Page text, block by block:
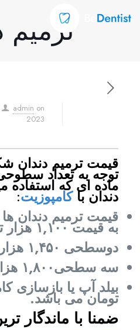
ترمیم
admin on
2023
قیمت ترمیم دندان
توجه به تعداد
ماده ای که استفاده
دندان باکامپوزیت:
قیمت ترمیم دندان
به قیمت ۱,۱۰۰ هزار تومان
دوسطحی ۱,۴۵۰ هزار تومان
سه سطحی۱,۸۰۰ هزار تومان
تومان می باشد.
ضمنا با ماندگار